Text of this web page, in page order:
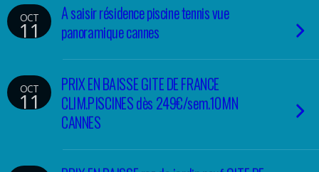
OCT
11
A saisir résidence piscine tennis vue
panoramique cannes
OCT
11
PRIX EN BAISSE GITE DE FRANCE
CLIM.PISCINES dès 249€/sem.10MN
CANNES